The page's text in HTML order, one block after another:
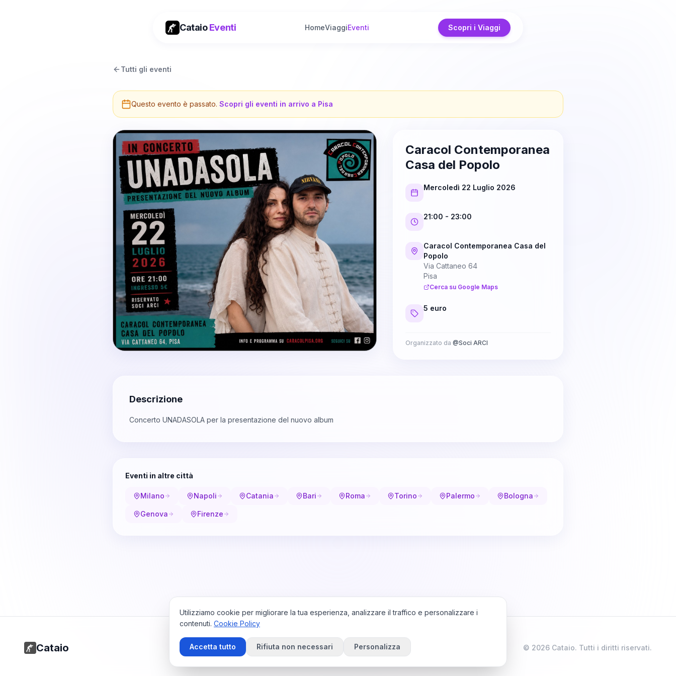
CataioEventi HomeViaggiEventi Scopri i Viaggi
Tutti gli eventi
Questo evento è passato. Scopri gli eventi in arrivo a Pisa
Caracol Contemporanea
Casa del Popolo
Mercoledì 22 Luglio 2026
21:00 - 23:00
Caracol Contemporanea Casa del
Popolo
Via Cattaneo 64
Pisa
Cerca su Google Maps
5 euro
Organizzato da @Soci ARCI
Descrizione
Concerto UNADASOLA per la presentazione del nuovo album
Eventi in altre città
Milano Napoli Catania Bari Roma Torino Palermo Bologna
Genova Firenze
Cataio HomeViaggi Privacy PolicyCookie PolicyContattaci Preferenze Cookie © 2026 Cataio. Tutti i diritti riservati.
Utilizziamo cookie per migliorare la tua esperienza, analizzare il traffico e personalizzare i
contenuti. Cookie Policy
Accetta tutto Rifiuta non necessari Personalizza